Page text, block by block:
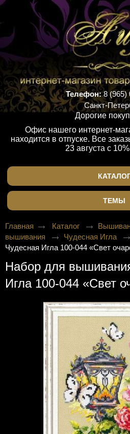
Телефон:8 (965)
Санкт-
Дорогие
Офис нашего интернет-
находится в отпуске. Все
23 августа с
ТЕМЫ
Главная Каталог
вышивания
Чудесная Игла
Чудесная Игла 100-044 «Свет
Набор для
Игла 100-044 «Свет